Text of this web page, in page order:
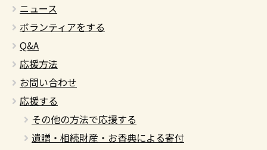
ニュース
ボランティアをする
Q&A
応援方法
お問い合わせ
応援する
その他の方法で応援する
遺贈・相続財産・お香典による寄付